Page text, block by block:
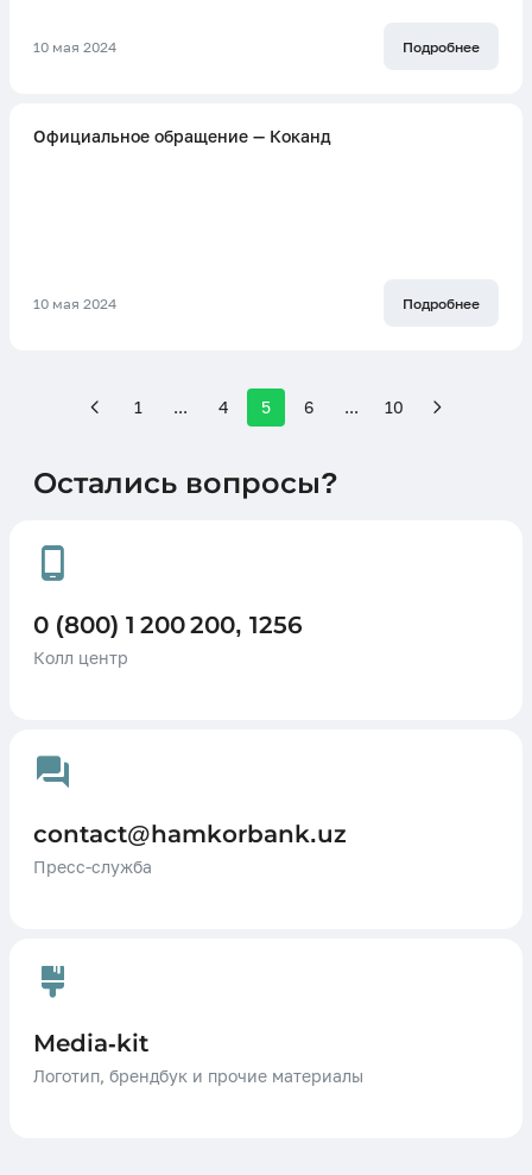
10 мая 2024 Подробнее
Официальное обращение — Коканд
10 мая 2024 Подробнее
1 ... 4 5 6 ... 10
Остались вопросы?
0 (800) 1 200 200, 1256
Колл центр
contact@hamkorbank.uz
Пресс-служба
Media-kit
Логотип, брендбук и прочие материалы